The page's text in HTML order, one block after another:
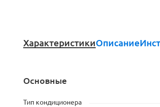
ХарактеристикиОписание
Основные
Тип кондиционера